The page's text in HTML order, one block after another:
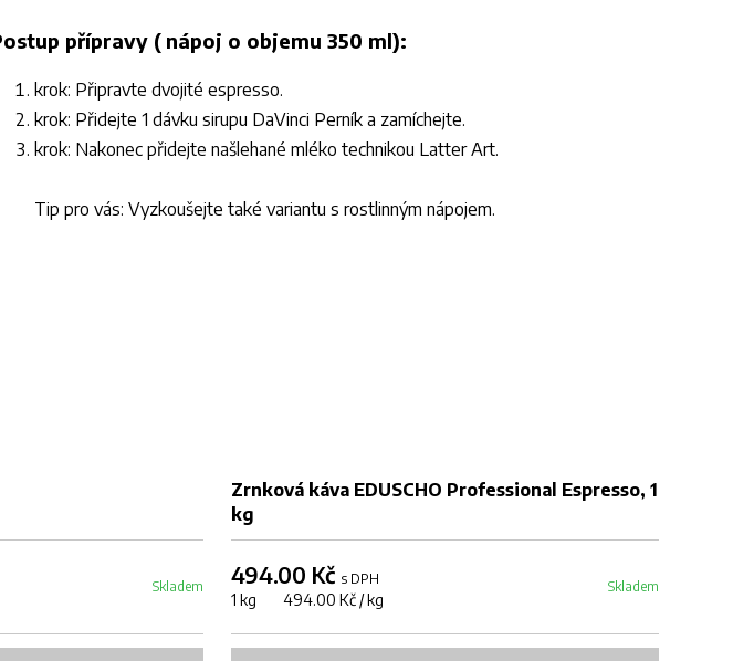
přípravy ( nápoj o objemu 350 ml):
krok: Připravte dvojité espresso.
krok: Přidejte 1 dávku sirupu DaVinci Perník a zamíchejte.
krok: Nakonec přidejte našlehané mléko technikou Latter Art.
Tip pro vás: Vyzkoušejte také variantu s rostlinným nápojem.
Skladem
Zrnková káva EDUSCHO Professional Espresso, 1
kg
494.00 Kč s DPH
1 kg 494.00 Kč / kg
Skladem